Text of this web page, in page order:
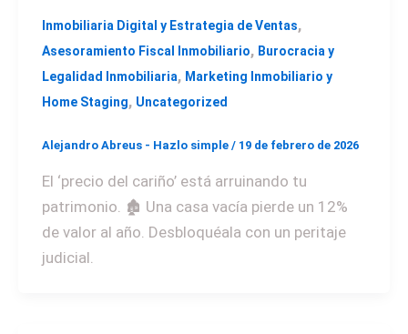
Inmobiliaria Digital y Estrategia de Ventas,
Asesoramiento Fiscal Inmobiliario, Burocracia y
Legalidad Inmobiliaria, Marketing Inmobiliario y
Home Staging, Uncategorized
Alejandro Abreus - Hazlo simple / 19 de febrero de 2026
El ‘precio del cariño’ está arruinando tu
patrimonio. 🏚️ Una casa vacía pierde un 12%
de valor al año. Desbloquéala con un peritaje
judicial.